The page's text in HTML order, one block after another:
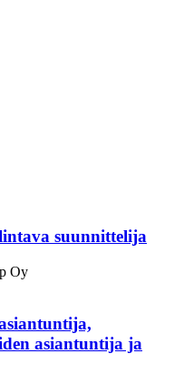
suunnittelija
Oy
asiantuntija ja